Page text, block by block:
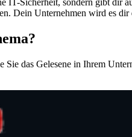
IT-Sicherheit, sondern gibt dir
Dein Unternehmen wird es dir
das Gelesene in Ihrem